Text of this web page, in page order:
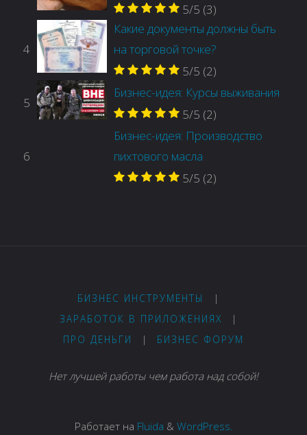
5/5 (3)
4
Какие документы должны быть
на торговой точке?
5/5 (2)
5
Бизнес-идея: Курсы выживания
5/5 (2)
6
Бизнес-идея: Производство
пихтового масла
5/5 (2)
БИЗНЕС ИНСТРУМЕНТЫ
|
ЗАРАБОТОК В ПРИЛОЖЕНИЯХ
|
ПРО ДЕНЬГИ
| БИЗНЕС ФОРУМ
Нет лучшей работы чем работа над собой!
Работает на Fluida & WordPress.